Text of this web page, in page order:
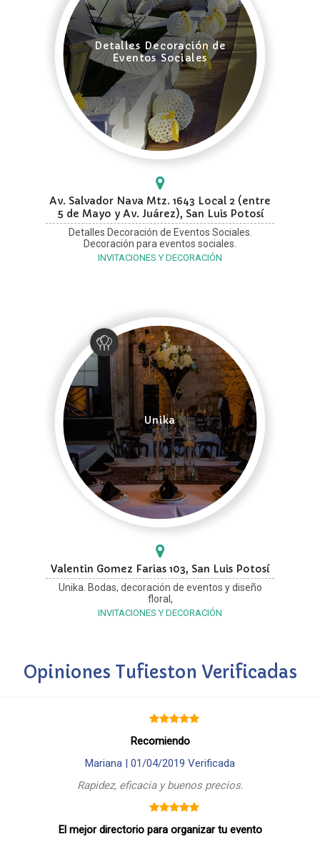
Detalles Decoración de
Eventos Sociales
Av. Salvador Nava Mtz. 1643 Local 2 (entre
5 de Mayo y Av. Juárez), San Luis Potosí
Detalles Decoración de Eventos Sociales.
Decoración para eventos sociales.
INVITACIONES Y DECORACIÓN
Unika
Valentin Gomez Farias 103, San Luis Potosí
Unika. Bodas, decoración de eventos y diseño
floral,
INVITACIONES Y DECORACIÓN
Opiniones Tufieston Verificadas
Recomiendo
Mariana | 01/04/2019 Verificada
Rapidez, eficacia y buenos precios.
El mejor directorio para organizar tu evento